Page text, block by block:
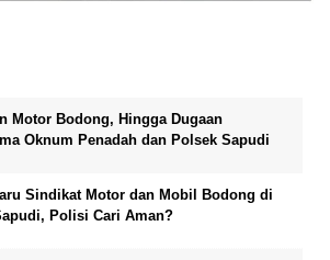
Motor Bodong, Hingga Dugaan
Oknum Penadah dan Polsek Sapudi
Sindikat Motor dan Mobil Bodong di
Polisi Cari Aman?